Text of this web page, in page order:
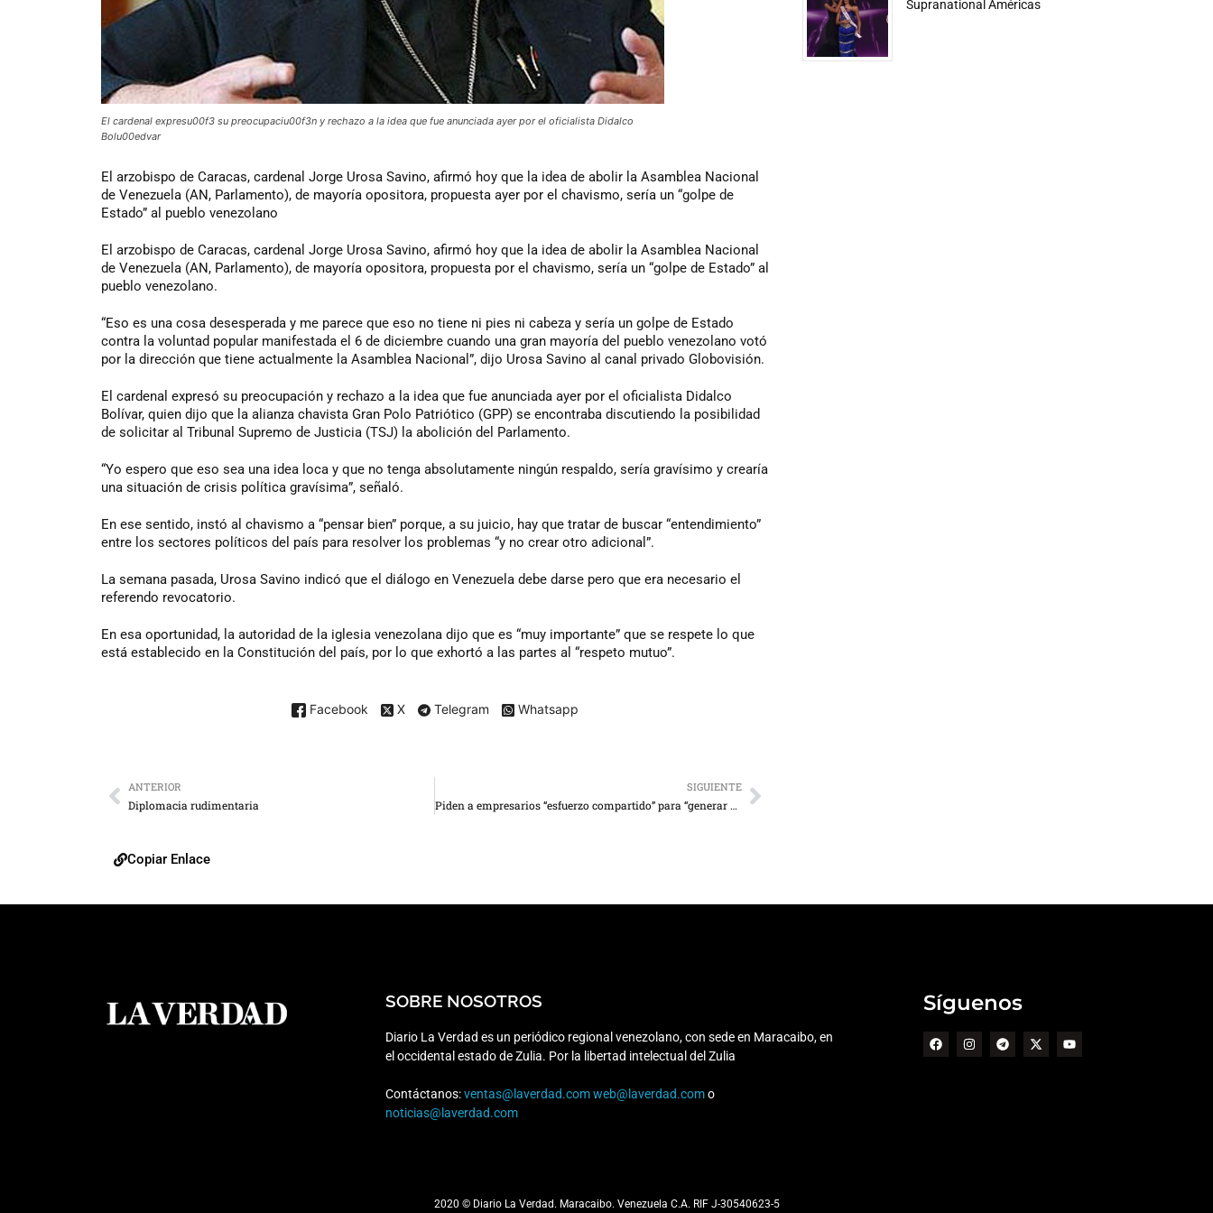
El cardenal expresu00f3 su preocupaciu00f3n y rechazo a la idea que fue anunciada ayer por el oficialista Didalco
Bolu00edvar
El arzobispo de Caracas, cardenal Jorge Urosa Savino, afirmó hoy que la idea de abolir la Asamblea Nacional
de Venezuela (AN, Parlamento), de mayoría opositora, propuesta ayer por el chavismo, sería un “golpe de
Estado” al pueblo venezolano
El arzobispo de Caracas, cardenal Jorge Urosa Savino, afirmó hoy que la idea de abolir la Asamblea Nacional
de Venezuela (AN, Parlamento), de mayoría opositora, propuesta por el chavismo, sería un “golpe de Estado” al
pueblo venezolano.
“Eso es una cosa desesperada y me parece que eso no tiene ni pies ni cabeza y sería un golpe de Estado
contra la voluntad popular manifestada el 6 de diciembre cuando una gran mayoría del pueblo venezolano votó
por la dirección que tiene actualmente la Asamblea Nacional”, dijo Urosa Savino al canal privado Globovisión.
El cardenal expresó su preocupación y rechazo a la idea que fue anunciada ayer por el oficialista Didalco
Bolívar, quien dijo que la alianza chavista Gran Polo Patriótico (GPP) se encontraba discutiendo la posibilidad
de solicitar al Tribunal Supremo de Justicia (TSJ) la abolición del Parlamento.
“Yo espero que eso sea una idea loca y que no tenga absolutamente ningún respaldo, sería gravísimo y crearía
una situación de crisis política gravísima”, señaló.
En ese sentido, instó al chavismo a “pensar bien” porque, a su juicio, hay que tratar de buscar “entendimiento”
entre los sectores políticos del país para resolver los problemas “y no crear otro adicional”.
La semana pasada, Urosa Savino indicó que el diálogo en Venezuela debe darse pero que era necesario el
referendo revocatorio.
En esa oportunidad, la autoridad de la iglesia venezolana dijo que es “muy importante” que se respete lo que
está establecido en la Constitución del país, por lo que exhortó a las partes al “respeto mutuo”.
Facebook X Telegram Whatsapp
Supranational Américas
ANTERIOR
Diplomacia rudimentaria
SIGUIENTE
Piden a empresarios “esfuerzo compartido” para “generar empleo
Copiar Enlace
SOBRE NOSOTROS
Diario La Verdad es un periódico regional venezolano, con sede en Maracaibo, en
el occidental estado de Zulia. Por la libertad intelectual del Zulia
Contáctanos:ventas@laverdad.comweb@laverdad.como
noticias@laverdad.com
Síguenos
2020 © Diario La Verdad. Maracaibo. Venezuela C.A. RIF J-30540623-5